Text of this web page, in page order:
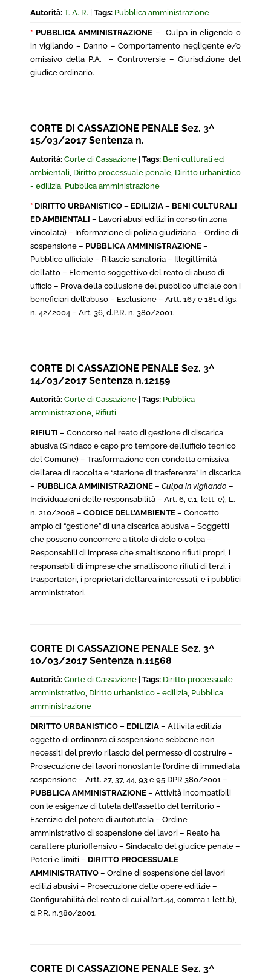
Autorità: T. A. R. Tags: Pubblica amministrazione
* PUBBLICA AMMINISTRAZIONE – Culpa in eligendo o
in vigilando – Danno – Comportamento negligente e/o
omissivo della P.A. – Controversie – Giurisdizione del
giudice ordinario.
CORTE DI CASSAZIONE PENALE Sez. 3^
15/03/2017 Sentenza n.
Autorità: Corte di Cassazione Tags: Beni culturali ed
ambientali, Diritto processuale penale, Diritto urbanistico
- edilizia, Pubblica amministrazione
* DIRITTO URBANISTICO – EDILIZIA – BENI CULTURALI
ED AMBIENTALI – Lavori abusi edilizi in corso (in zona
vincolata) – Informazione di polizia giudiziaria – Ordine di
sospensione – PUBBLICA AMMINISTRAZIONE –
Pubblico ufficiale – Rilascio sanatoria – Illegittimità
dell’atto – Elemento soggettivo del reato di abuso di
ufficio – Prova della collusione del pubblico ufficiale con i
beneficiari dell’abuso – Esclusione – Artt. 167 e 181 d.lgs.
n. 42/2004 – Art. 36, d.P.R. n. 380/2001.
CORTE DI CASSAZIONE PENALE Sez. 3^
14/03/2017 Sentenza n.12159
Autorità: Corte di Cassazione Tags: Pubblica
amministrazione, Rifiuti
RIFIUTI – Concorso nel reato di gestione di discarica
abusiva (Sindaco e capo pro tempore dell’ufficio tecnico
del Comune) – Trasformazione con condotta omissiva
dell’area di raccolta e “stazione di trasferenza” in discarica
– PUBBLICA AMMINISTRAZIONE – Culpa in vigilando –
Individuazioni delle responsabilità – Art. 6, c.1, lett. e), L.
n. 210/2008 – CODICE DELL’AMBIENTE – Concetto
ampio di “gestione” di una discarica abusiva – Soggetti
che possono concorrere a titolo di dolo o colpa –
Responsabili di imprese che smaltiscono rifiuti propri, i
responsabili di imprese che smaltiscono rifiuti di terzi, i
trasportatori, i proprietari dell’area interessati, e i pubblici
amministratori.
CORTE DI CASSAZIONE PENALE Sez. 3^
10/03/2017 Sentenza n.11568
Autorità: Corte di Cassazione Tags: Diritto processuale
amministrativo, Diritto urbanistico - edilizia, Pubblica
amministrazione
DIRITTO URBANISTICO – EDILIZIA – Attività edilizia
oggetto di ordinanza di sospensione sebbene non
necessiti del previo rilascio del permesso di costruire –
Prosecuzione dei lavori nonostante l’ordine di immediata
sospensione – Artt. 27, 37, 44, 93 e 95 DPR 380/2001 –
PUBBLICA AMMINISTRAZIONE – Attività incompatibili
con le esigenze di tutela dell’assetto del territorio –
Esercizio del potere di autotutela – Ordine
amministrativo di sospensione dei lavori – Reato ha
carattere plurioffensivo – Sindacato del giudice penale –
Poteri e limiti – DIRITTO PROCESSUALE
AMMINISTRATIVO – Ordine di sospensione dei lavori
edilizi abusivi – Prosecuzione delle opere edilizie –
Configurabilità del reato di cui all’art.44, comma 1 lett.b),
d.P.R. n.380/2001.
CORTE DI CASSAZIONE PENALE Sez. 3^